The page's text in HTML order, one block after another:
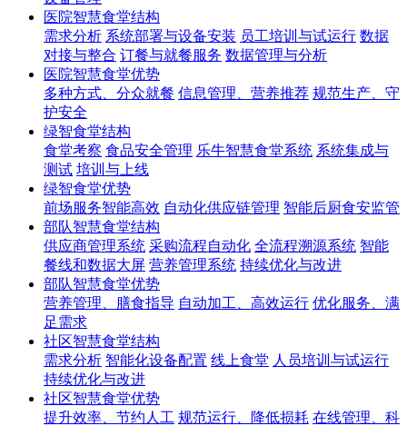
医院智慧食堂结构
需求分析 系统部署与设备安装 员工培训与试运行 数据
对接与整合‌ 订餐与就餐服务 数据管理与分析
医院智慧食堂优势
多种方式、分众就餐 信息管理、营养推荐 规范生产、守
护安全
绿智食堂结构
食堂考察 食品安全管理 乐牛智慧食堂系统 系统集成与
测试 培训与上线
绿智食堂优势
前场服务智能高效 自动化供应链管理 智能后厨食安监管
部队智慧食堂结构
供应商管理系统 采购流程自动化 全流程溯源系统 智能
餐线和数据大屏 营养管理系统 持续优化与改进
部队智慧食堂优势
营养管理、膳食指导 自动加工、高效运行 优化服务、满
足需求
社区智慧食堂结构
需求分析 智能化设备配置 线上食堂 人员培训与试运行
持续优化与改进
社区智慧食堂优势
提升效率、节约人工 规范运行、降低损耗 在线管理、科